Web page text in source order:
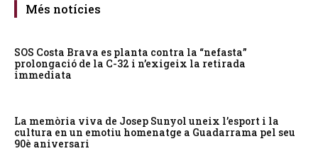
Més notícies
SOS Costa Brava es planta contra la “nefasta”
prolongació de la C-32 i n’exigeix la retirada
immediata
La memòria viva de Josep Sunyol uneix l’esport i la
cultura en un emotiu homenatge a Guadarrama pel seu
90è aniversari